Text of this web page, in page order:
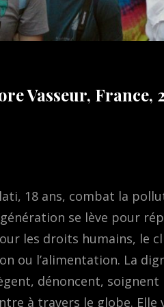
Vasseur, France,
18 ans, combat la
se lève pour
les droits humains, le
ou l’alimentation. La
dénoncent,
à travers le globe.